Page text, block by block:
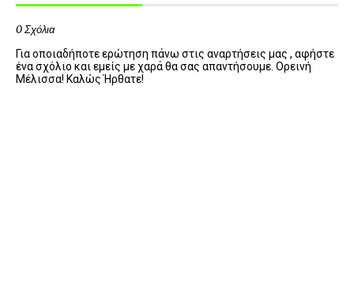
0 Σχόλια
Για οποιαδήποτε ερώτηση πάνω στις αναρτήσεις μας , αφήστε
ένα σχόλιο και εμείς με χαρά θα σας απαντήσουμε. Ορεινή
Μέλισσα! Καλώς Ήρθατε!